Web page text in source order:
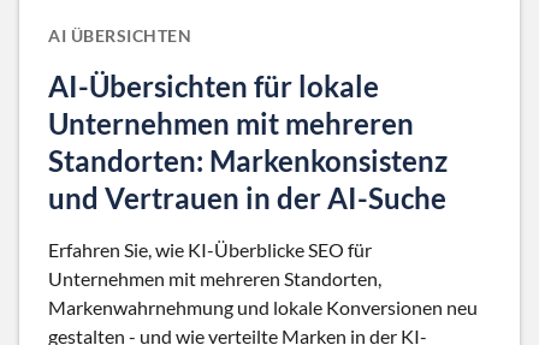
AI ÜBERSICHTEN
AI-Übersichten für lokale
Unternehmen mit mehreren
Standorten: Markenkonsistenz
und Vertrauen in der AI-Suche
Erfahren Sie, wie KI-Überblicke SEO für
Unternehmen mit mehreren Standorten,
Markenwahrnehmung und lokale Konversionen neu
gestalten - und wie verteilte Marken in der KI-